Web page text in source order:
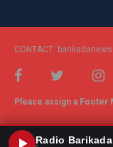
CONTACT:
Please assign a Footer
Radio Barikada